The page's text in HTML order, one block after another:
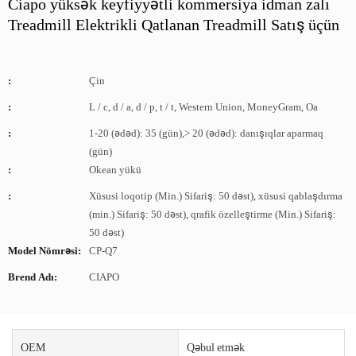
Ciapo yüksək keyfiyyətli kommersiya idman zalı
Treadmill Elektrikli Qatlanan Treadmill Satış üçün
: Çin
: L / c, d / a, d / p, t / t, Western Union, MoneyGram, Oa
:
1-20 (ədəd): 35 (gün),> 20 (ədəd): danışıqlar aparmaq
(gün)
:
Okean yükü
:
Xüsusi loqotip (Min.) Sifariş: 50 dəst), xüsusi qablaşdırma
(min.) Sifariş: 50 dəst), qrafik özelleştirme (Min.) Sifariş:
50 dəst)
Model Nömrəsi:
CP-Q7
Brend Adı: CIAPO
OEM Qəbul etmək